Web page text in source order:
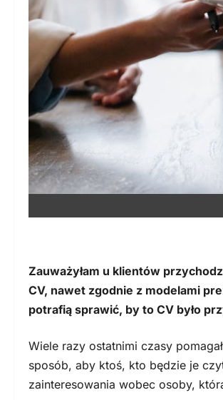
Zauważyłam u klientów
CV, nawet zgodnie z modelami
potrafią sprawić, by to CV było
Wiele razy ostatnimi czasy
sposób, aby ktoś, kto będzie je
zainteresowania wobec osoby,